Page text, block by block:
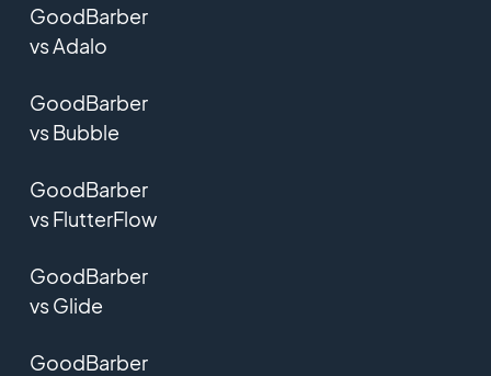
GoodBarber
vs Adalo
GoodBarber
vs Bubble
GoodBarber
vs FlutterFlow
GoodBarber
vs Glide
GoodBarber